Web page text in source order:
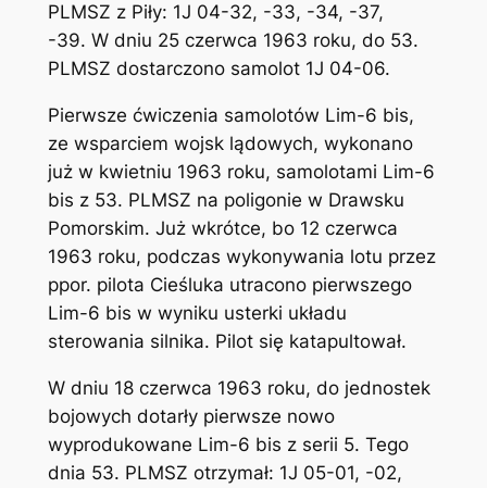
PLMSZ z Piły: 1J 04-32, -33, -34, -37,
-39. W dniu 25 czerwca 1963 roku, do 53.
PLMSZ dostarczono samolot 1J 04-06.
Pierwsze ćwiczenia samolotów Lim-6 bis,
ze wsparciem wojsk lądowych, wykonano
już w kwietniu 1963 roku, samolotami Lim-6
bis z 53. PLMSZ na poligonie w Drawsku
Pomorskim. Już wkrótce, bo 12 czerwca
1963 roku, podczas wykonywania lotu przez
ppor. pilota Cieśluka utracono pierwszego
Lim-6 bis w wyniku usterki układu
sterowania silnika. Pilot się katapultował.
W dniu 18 czerwca 1963 roku, do jednostek
bojowych dotarły pierwsze nowo
wyprodukowane Lim-6 bis z serii 5. Tego
dnia 53. PLMSZ otrzymał: 1J 05-01, -02,